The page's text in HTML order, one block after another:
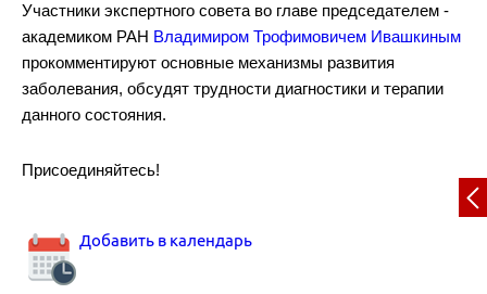
Участники экспертного совета во главе председателем -
академиком РАН Владимиром Трофимовичем Ивашкиным
прокомментируют основные механизмы развития
заболевания, обсудят трудности диагностики и терапии
данного состояния.
Присоединяйтесь!
Добавить в календарь